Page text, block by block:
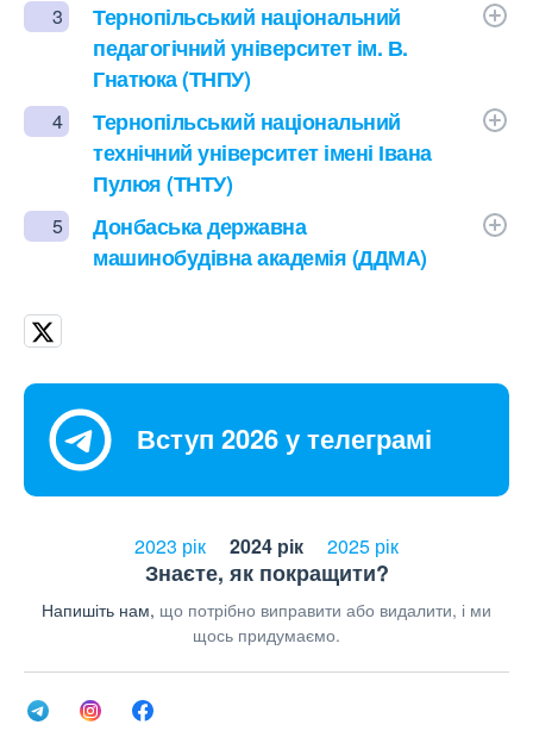
3
Тернопільський національний
педагогічний університет ім. В.
Гнатюка (ТНПУ)
4
Тернопільський національний
технічний університет імені Івана
Пулюя (ТНТУ)
5
Донбаська державна
машинобудівна академія (ДДМА)
Вступ 2026 у телеграмі
2023 рік 2024 рік 2025 рік
Знаєте, як покращити?
Напишіть нам, що потрібно виправити або видалити, і ми
щось придумаємо.